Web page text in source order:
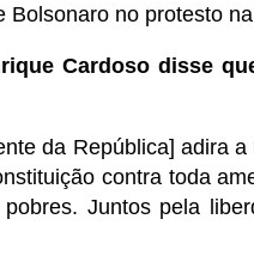
Bolsonaro no protesto
Cardoso disse
da República] adira
contra toda
Juntos pela